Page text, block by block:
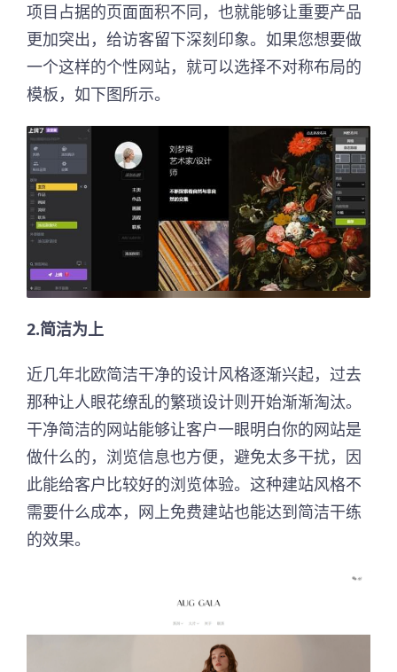
项目占据的页面面积不同，也就能够让重要产品
更加突出，给访客留下深刻印象。如果您想要做
一个这样的个性网站，就可以选择不对称布局的
模板，如下图所示。
2.简洁为上
近几年北欧简洁干净的设计风格逐渐兴起，过去
那种让人眼花缭乱的繁琐设计则开始渐渐淘汰。
干净简洁的网站能够让客户一眼明白你的网站是
做什么的，浏览信息也方便，避免太多干扰，因
此能给客户比较好的浏览体验。这种建站风格不
需要什么成本，网上免费建站也能达到简洁干练
的效果。